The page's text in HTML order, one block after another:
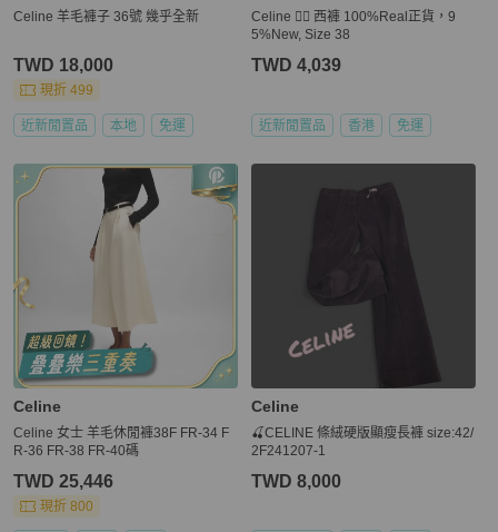
Celine 羊毛褲子 36號 幾乎全新
TWD 18,000
現折 499
近新閒置品 本地 免運
Celine 👍🏻 西褲 100%Real正貨，9
5%New, Size 38
TWD 4,039
近新閒置品 香港 免運
Celine
Celine 女士 羊毛休閒褲38F FR-34 F
R-36 FR-38 FR-40碼
TWD 25,446
現折 800
Celine
🍒CELINE 條絨硬版顯瘦長褲 size:42/
2F241207-1
TWD 8,000